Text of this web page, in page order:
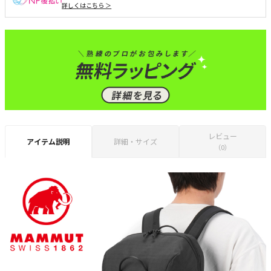
詳しくはこちら ＞
アイテム説明 詳細・サイズ
レビュー
（0）